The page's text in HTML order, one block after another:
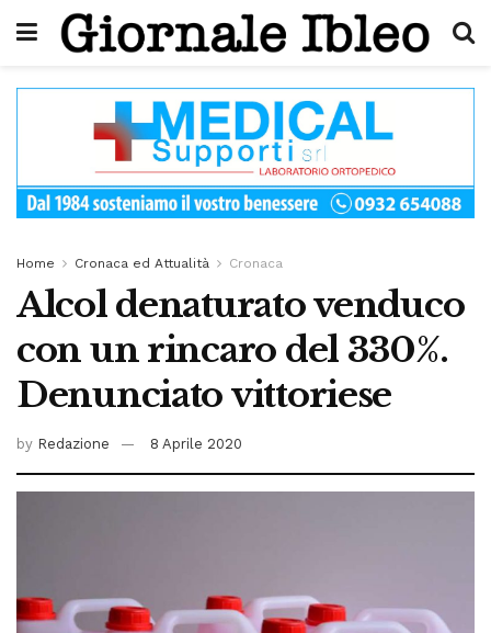
Home Cronaca ed Attualità Cronaca
Alcol denaturato venduco
con un rincaro del 330%.
Denunciato vittoriese
by Redazione 8 Aprile 2020